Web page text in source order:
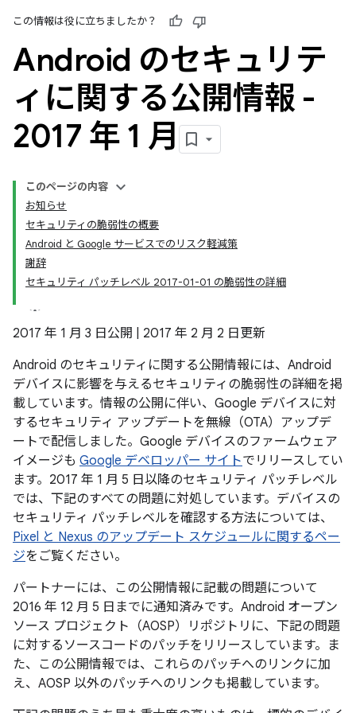
この情報は役に立ちましたか？
Android のセキュリテ
ィに関する公開情報 -
2017 年 1 月
このページの内容
お知らせ
セキュリティの脆弱性の概要
Android と Google サービスでのリスク軽減策
謝辞
セキュリティ パッチレベル 2017-01-01 の脆弱性の詳細
2017 年 1 月 3 日公開 | 2017 年 2 月 2 日更新
Android のセキュリティに関する公開情報には、Android
デバイスに影響を与えるセキュリティの脆弱性の詳細を掲
載しています。情報の公開に伴い、Google デバイスに対
するセキュリティ アップデートを無線（OTA）アップデ
ートで配信しました。Google デバイスのファームウェア
イメージも Google デベロッパー サイトでリリースしてい
ます。2017 年 1 月 5 日以降のセキュリティ パッチレベル
では、下記のすべての問題に対処しています。デバイスの
セキュリティ パッチレベルを確認する方法については、
Pixel と Nexus のアップデート スケジュールに関するペー
ジをご覧ください。
パートナーには、この公開情報に記載の問題について
2016 年 12 月 5 日までに通知済みです。Android オープン
ソース プロジェクト（AOSP）リポジトリに、下記の問題
に対するソースコードのパッチをリリースしています。ま
た、この公開情報では、これらのパッチへのリンクに加
え、AOSP 以外のパッチへのリンクも掲載しています。